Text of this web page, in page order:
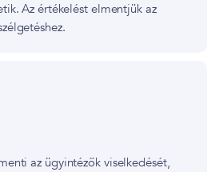
Az értékelést elmentjük az
az ügyintézők viselkedését,